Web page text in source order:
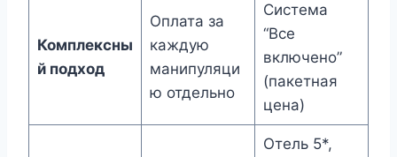
Комплексны
й подход
Оплата за
каждую
манипуляци
ю отдельно
Система
“Все
включено”
(пакетная
цена)
Отель 5*,